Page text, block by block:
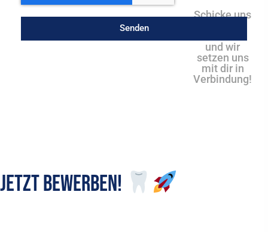
Jetzt bewerben!
Schicke uns
und wir
setzen uns
mit dir in
Verbindung!
Senden